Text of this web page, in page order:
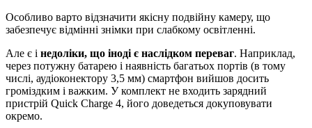
Особливо варто відзначити якісну подвійну камеру, що
забезпечує відмінні знімки при слабкому освітленні.
Але є і недоліки, що іноді є наслідком переваг. Наприклад,
через потужну батарею і наявність багатьох портів (в тому
числі, аудіоконектору 3,5 мм) смартфон вийшов досить
громіздким і важким. У комплект не входить зарядний
пристрій Quick Charge 4, його доведеться докуповувати
окремо.